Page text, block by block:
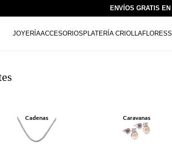
ENVÍOS GRATIS
JOYERÍAACCESORIOS PLATERÍA CRIOLLA
Cadenas Caravanas